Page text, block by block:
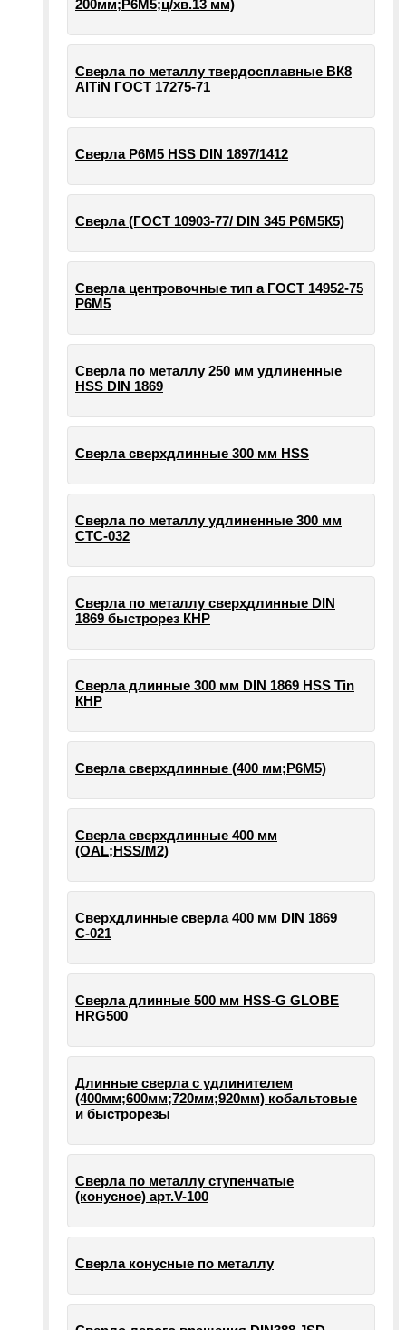
200мм;Р6М5;ц/хв.13 мм)
Сверла по металлу твердосплавные ВК8
AlTiN ГОСТ 17275-71
Сверла Р6М5 HSS DIN 1897/1412
Сверла (ГОСТ 10903-77/ DIN 345 Р6М5К5)
Сверла центровочные тип а ГОСТ 14952-75
Р6М5
Сверла по металлу 250 мм удлиненные
HSS DIN 1869
Сверла сверхдлинные 300 мм HSS
Сверла по металлу удлиненные 300 мм
СТС-032
Сверла по металлу сверхдлинные DIN
1869 быстрорез КНР
Сверла длинные 300 мм DIN 1869 HSS Tin
КНР
Сверла сверхдлинные (400 мм;Р6М5)
Сверла сверхдлинные 400 мм
(OAL;HSS/M2)
Сверхдлинные сверла 400 мм DIN 1869
С-021
Сверла длинные 500 мм HSS-G GLOBE
HRG500
Длинные сверла с удлинителем
(400мм;600мм;720мм;920мм) кобальтовые
и быстрорезы
Сверла по металлу ступенчатые
(конусное) арт.V-100
Сверла конусные по металлу